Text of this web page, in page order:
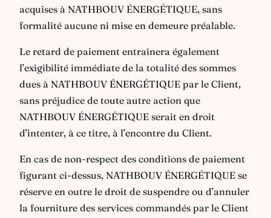
acquises à NATHBOUV ÉNERGÉTIQUE, sans
formalité aucune ni mise en demeure préalable.
Le retard de paiement entraînera également
l’exigibilité immédiate de la totalité des sommes
dues à NATHBOUV ÉNERGÉTIQUE par le Client,
sans préjudice de toute autre action que
NATHBOUV ÉNERGÉTIQUE serait en droit
d’intenter, à ce titre, à l’encontre du Client.
En cas de non-respect des conditions de paiement
figurant ci-dessus, NATHBOUV ÉNERGÉTIQUE se
réserve en outre le droit de suspendre ou d’annuler
la fourniture des services commandés par le Client